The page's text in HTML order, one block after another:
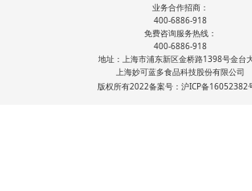
业务合作招商：
400-6886-918
免费咨询服务热线：
400-6886-918
地址：上海市浦东新区金桥路1398号金台
上海妙可蓝多食品科技股份有限公司
版权所有2022备案号：沪ICP备16052382